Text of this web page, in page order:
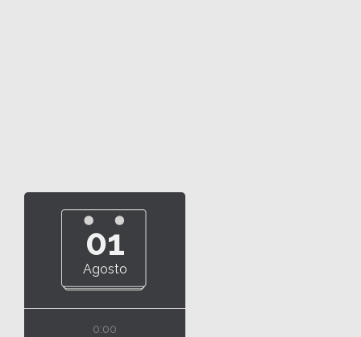
01
Agosto
0:00